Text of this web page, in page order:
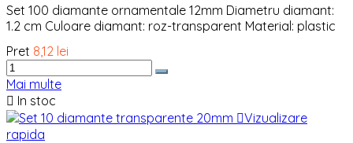
Set 100 diamante ornamentale 12mm Diametru diamant:
1.2 cm Culoare diamant: roz-transparent Material: plastic
Pret 8,12 lei
Mai multe
 In stoc
Vizualizare
rapida